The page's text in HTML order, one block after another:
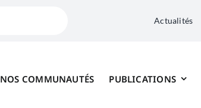
Actualités
NOS COMMUNAUTÉS PUBLICATIONS